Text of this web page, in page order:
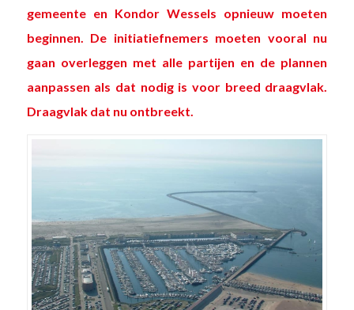
gemeente en Kondor Wessels opnieuw moeten
beginnen. De initiatiefnemers moeten vooral nu
gaan overleggen met alle partijen en de plannen
aanpassen als dat nodig is voor breed draagvlak.
Draagvlak dat nu ontbreekt.